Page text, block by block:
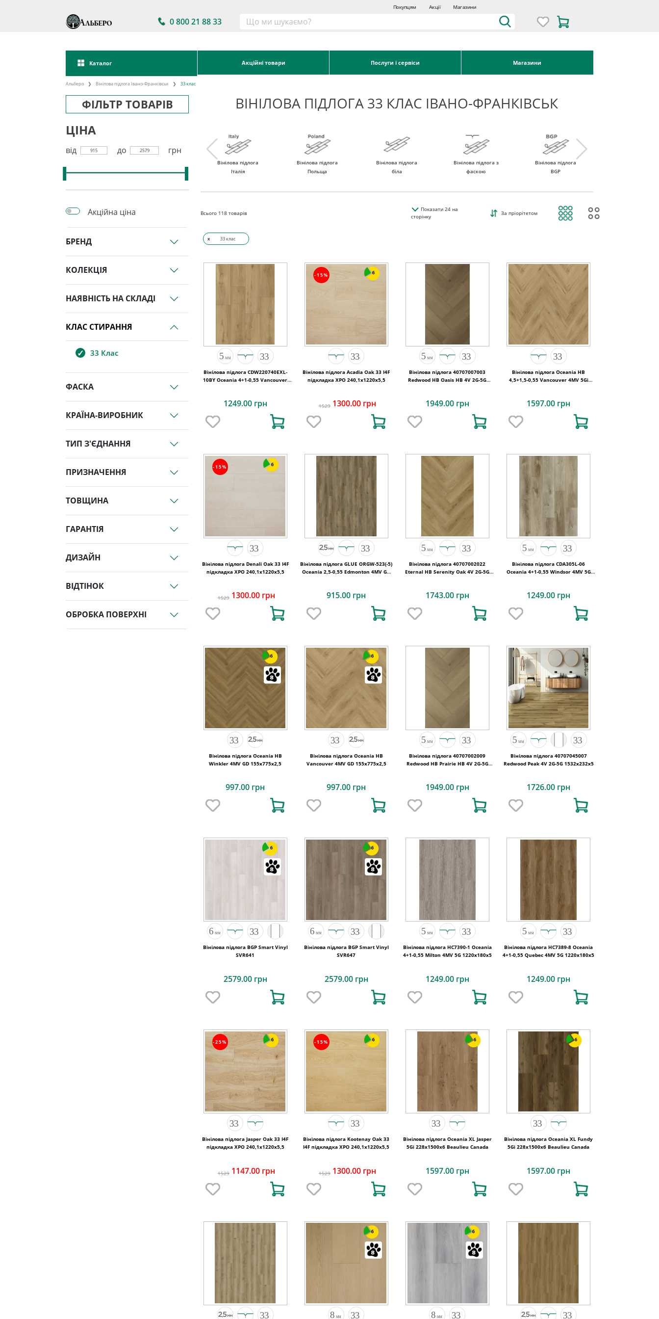
Покупцям Акції Магазини
0 800 21 88 33
Каталог Акційні товари Послуги і сервіси Магазини
Альберо Вінілова підлога Івано-Франківськ 33 клас
ФІЛЬТР ТОВАРІВ ВІНІЛОВА ПІДЛОГА 33 КЛАС ІВАНО-ФРАНКІВСЬК
ЦІНА
від 915 до 2579 грн
Акційна ціна
БРЕНД
КОЛЕКЦІЯ
НАЯВНІСТЬ НА СКЛАДІ
КЛАС СТИРАННЯ
33 Клас
ФАСКА
КРАЇНА-ВИРОБНИК
ТИП З'ЄДНАННЯ
ПРИЗНАЧЕННЯ
ТОВЩИНА
ГАРАНТІЯ
ДИЗАЙН
ВІДТІНОК
ОБРОБКА ПОВЕРХНІ
підлогу
клейова
Вінілова підлога
Італія
Вінілова підлога
Польща
Вінілова підлога
біла
Вінілова підлога з
фаскою
Вінілова підлога
BGP
Всього 118 товарів
Показати24на
сторінку
За пріорітетом
x 33 клас
Вінілова підлога CDW220740EXL-
10BY Oceania 4+1-0,55 Vancouver
1249.00 грн
-15% 6
Вінілова підлога Acadia Oak 33 I4F
підкладка XPO 240,1x1220х5,5
1529 1300.00 грн
Вінілова підлога 40707007003
Redwood HB Oasis HB 4V 2G-5G
1949.00 грн
Вінілова підлога Oceania HB
4,5+1,5-0,55 Vancouver 4MV 5Gi
1597.00 грн
-15% 6
Вінілова підлога Denali Oak 33 I4F
підкладка XPO 240,1x1220х5,5
1529 1300.00 грн
Вінілова підлога GLUE ORGW-523(-5)
Oceania 2,5-0,55 Edmonton 4MV GD
915.00 грн
Вінілова підлога 40707002022
Eternal HB Serenity Oak 4V 2G-5G
1743.00 грн
Вінілова підлога CDA305L-06
Oceania 4+1-0,55 Windsor 4MV 5G
1249.00 грн
6
Вінілова підлога Oceania HB
Winkler 4MV GD 155x775x2,5
997.00 грн
6
Вінілова підлога Oceania HB
Vancouver 4MV GD 155x775x2,5
997.00 грн
Вінілова підлога 40707002009
Redwood HB Prairie HB 4V 2G-5G
1949.00 грн
Вінілова підлога 40707045007
Redwood Peak 4V 2G-5G 1532x232x5
1726.00 грн
6
Вінілова підлога BGP Smart Vinyl
SVR641
2579.00 грн
6
Вінілова підлога BGP Smart Vinyl
SVR647
2579.00 грн
Вінілова підлога HC7390-1 Oceania
4+1-0,55 Milton 4MV 5G 1220x180x5
1249.00 грн
Вінілова підлога HC7389-8 Oceania
4+1-0,55 Quebec 4MV 5G 1220x180x5
1249.00 грн
-25% 6
Вінілова підлога Jasper Oak 33 I4F
підкладка XPO 240,1x1220х5,5
1529 1147.00 грн
-15% 6
Вінілова підлога Kootenay Oak 33
I4F підкладка XPO 240,1x1220х5,5
1529 1300.00 грн
6
Вінілова підлога Oceania XL Jasper
5Gi 228x1500х6 Beaulieu Canada
1597.00 грн
6
Вінілова підлога Oceania XL Fundy
5Gi 228x1500х6 Beaulieu Canada
1597.00 грн
6 6